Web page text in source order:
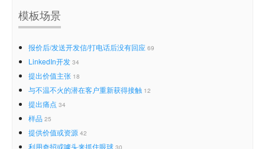
模板场景
报价后/发送开发信/打电话后没有回应 69
LinkedIn开发 34
提出价值主张 18
与不温不火的潜在客户重新获得接触 12
提出痛点 34
样品 25
提供价值或资源 42
利用奇招或噱头来抓住眼球 30